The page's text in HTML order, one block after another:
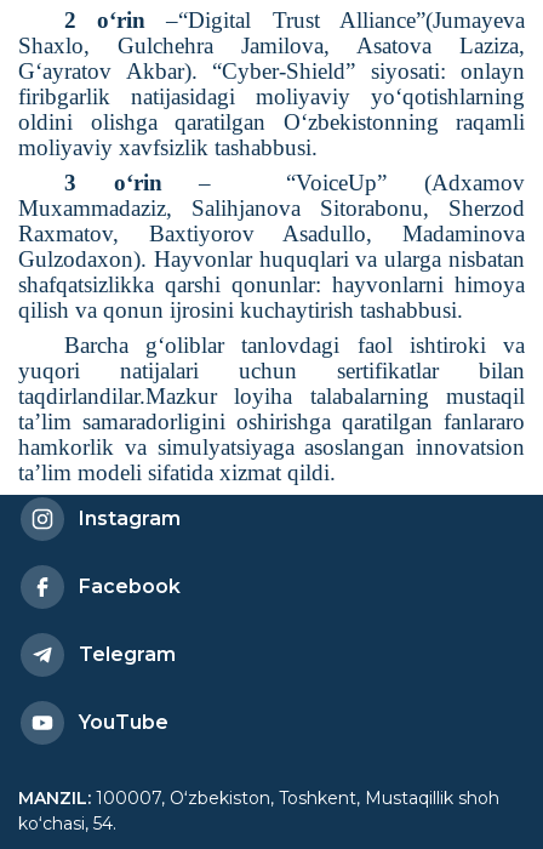
2 o‘rin –“Digital Trust Alliance”(Jumayeva
Shaxlo, Gulchehra Jamilova, Asatova Laziza,
G‘ayratov Akbar). “Cyber-Shield” siyosati: onlayn
firibgarlik natijasidagi moliyaviy yo‘qotishlarning
oldini olishga qaratilgan O‘zbekistonning raqamli
moliyaviy xavfsizlik tashabbusi.
3 o‘rin –
“VoiceUp” (Adxamov
Muxammadaziz, Salihjanova Sitorabonu, Sherzod
Raxmatov, Baxtiyorov Asadullo, Madaminova
Gulzodaxon). Hayvonlar huquqlari va ularga nisbatan
shafqatsizlikka qarshi qonunlar: hayvonlarni himoya
qilish va qonun ijrosini kuchaytirish tashabbusi.
Barcha g‘oliblar tanlovdagi faol ishtiroki va
yuqori natijalari uchun sertifikatlar bilan
taqdirlandilar.Mazkur loyiha talabalarning mustaqil
ta’lim samaradorligini oshirishga qaratilgan fanlararo
hamkorlik va simulyatsiyaga asoslangan innovatsion
ta’lim modeli sifatida xizmat qildi.
Instagram
Facebook
Telegram
YouTube
MANZIL: 100007, Oʻzbekiston, Toshkent, Mustaqillik shoh
koʻchasi, 54.